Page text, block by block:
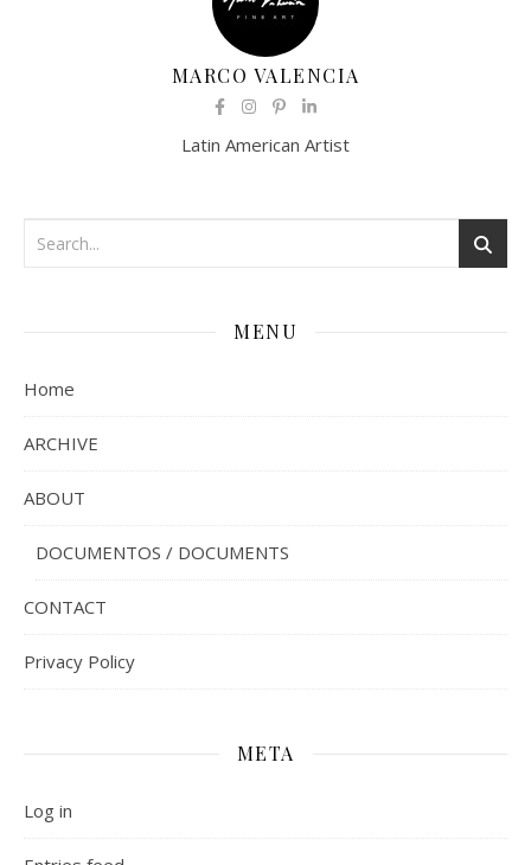
MARCO VALENCIA
Latin American Artist
MENU
Home
ARCHIVE
ABOUT
DOCUMENTOS / DOCUMENTS
CONTACT
Privacy Policy
META
Log in